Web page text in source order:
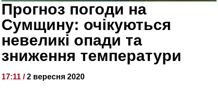
Прогноз погоди на
Сумщину: очікуються
невеликі опади та
зниження температури
17:11 /2 вересня 2020